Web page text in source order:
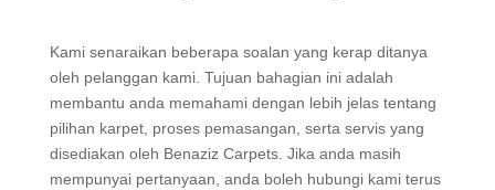
Kami senaraikan beberapa soalan yang kerap ditanya
oleh pelanggan kami. Tujuan bahagian ini adalah
membantu anda memahami dengan lebih jelas tentang
pilihan karpet, proses pemasangan, serta servis yang
disediakan oleh Benaziz Carpets. Jika anda masih
mempunyai pertanyaan, anda boleh hubungi kami terus